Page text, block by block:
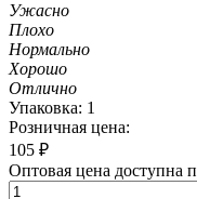
Ужасно
Плохо
Нормально
Хорошо
Отлично
Упаковка: 1
Розничная цена:
105 ₽
Оптовая цена доступна